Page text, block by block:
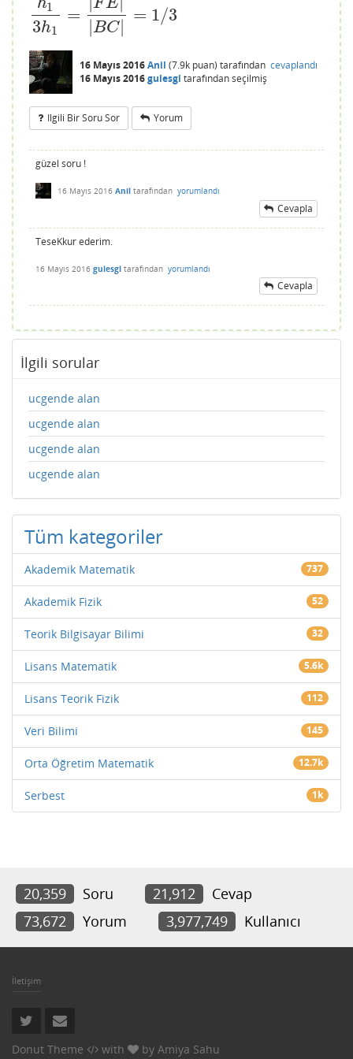
h1
3h1
=
FE
|BC
= 1/3
h13h 1=| FE||B C|= 1/3
16 Mayıs 2016Anil (7.9k puan) tarafından cevaplandı
16 Mayıs 2016gulesgl tarafındanseçilmiş
Ilgili Bir Soru Sor Yorum
güzel soru !
16 Mayıs 2016 Anil tarafından yorumlandı
Cevapla
TeseKkur ederim.
16 Mayıs 2016 gulesgl tarafından yorumlandı
Cevapla
İlgili sorular
ucgende alan
ucgende alan
ucgende alan
ucgende alan
Tüm kategoriler
Akademik Matematik 737
Akademik Fizik 52
Teorik Bilgisayar Bilimi 32
Lisans Matematik 5.6k
Lisans Teorik Fizik 112
Veri Bilimi 145
Orta Öğretim Matematik 12.7k
Serbest 1k
20,359 Soru 21,912
Cevap
73,672
Yorum 3,977,749 Kullanıcı
İletişim
Donut Theme with by Amiya Sahu